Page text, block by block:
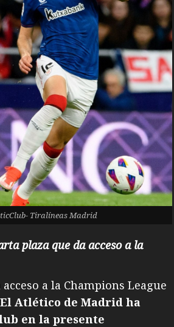
Tiralíneas Madrid
plaza que da acceso a la
a la Champions League
El Atlético de Madrid ha
en la presente